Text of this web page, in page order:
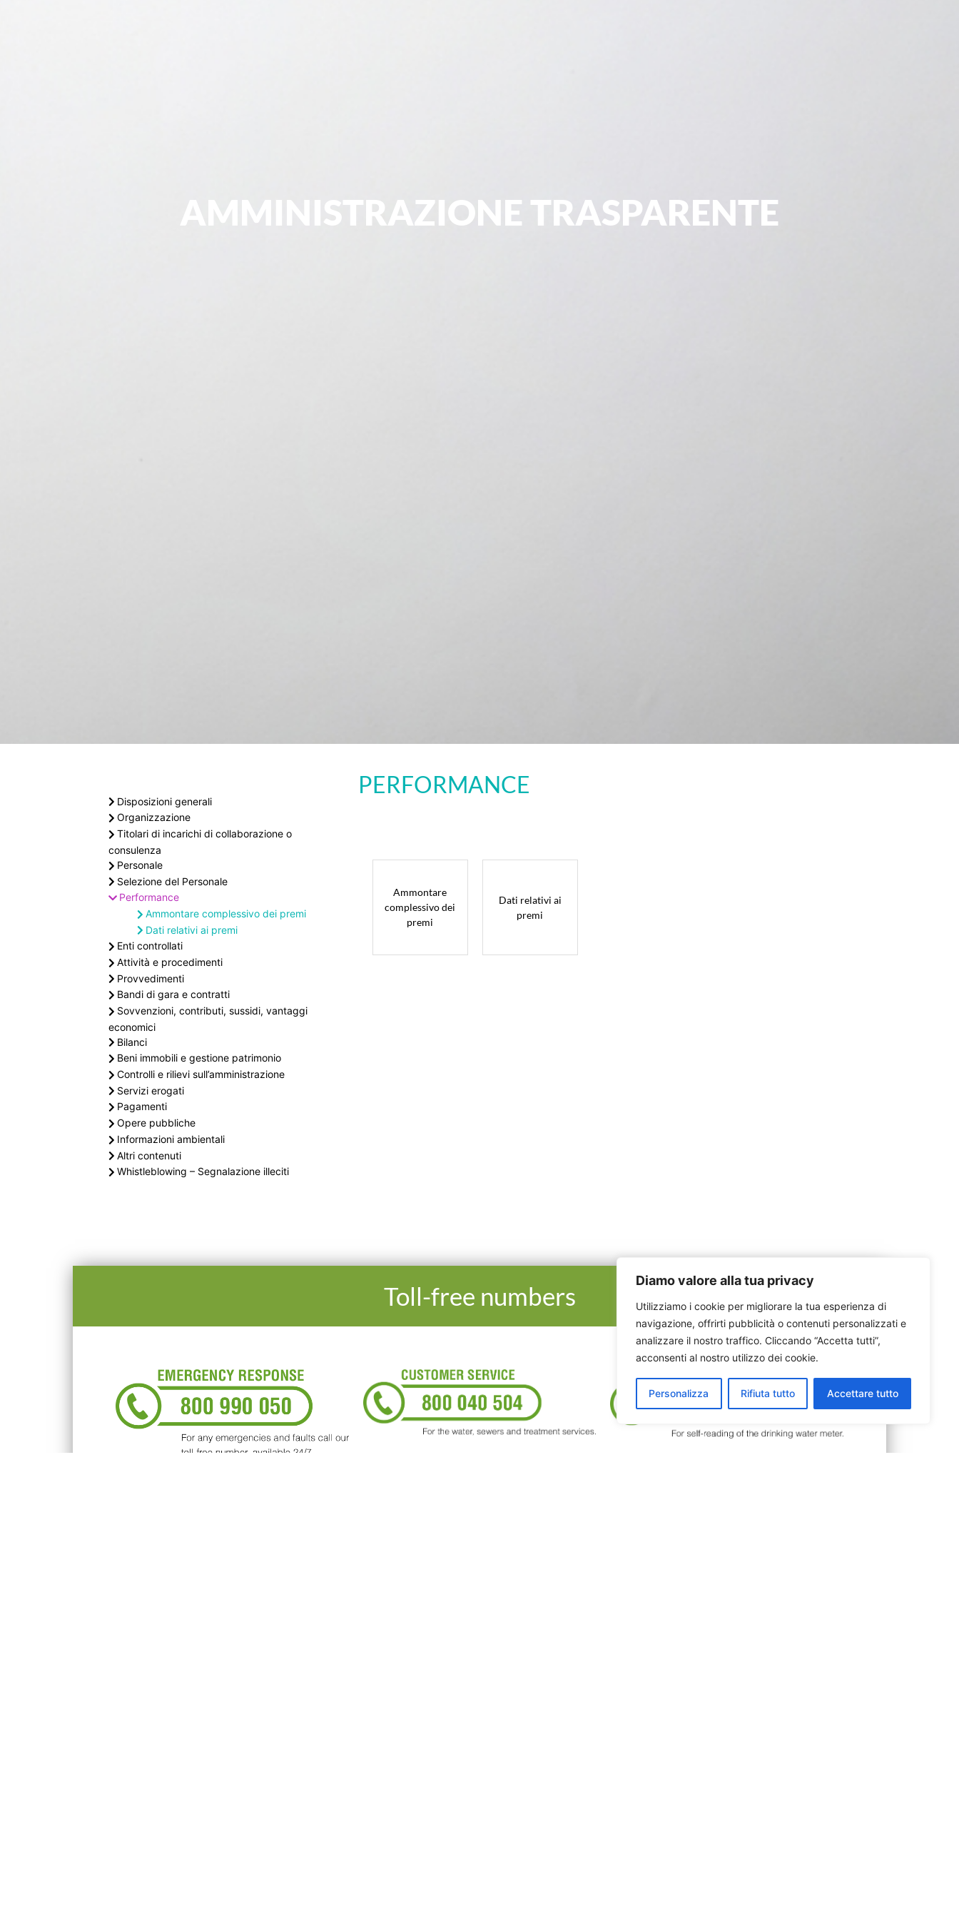
Diamo valore alla tua privacy
Utilizziamo i cookie per migliorare la tua esperienza di
navigazione, offrirti pubblicità o contenuti personalizzati e
analizzare il nostro traffico. Cliccando “Accetta tutti”,
acconsenti al nostro utilizzo dei cookie.
Personalizza Rifiuta tutto Accettare tutto
AMMINISTRAZIONE TRASPARENTE
Disposizioni generali
Organizzazione
Titolari di incarichi di collaborazione o
consulenza
Personale
Selezione del Personale
Performance
Ammontare complessivo dei premi
Dati relativi ai premi
Enti controllati
Attività e procedimenti
Provvedimenti
Bandi di gara e contratti
Sovvenzioni, contributi, sussidi, vantaggi
economici
Bilanci
Beni immobili e gestione patrimonio
Controlli e rilievi sull’amministrazione
Servizi erogati
Pagamenti
Opere pubbliche
Informazioni ambientali
Altri contenuti
Whistleblowing – Segnalazione illeciti
PERFORMANCE
Ammontare
complessivo dei
premi
Dati relativi ai
premi
Toll-free numbers